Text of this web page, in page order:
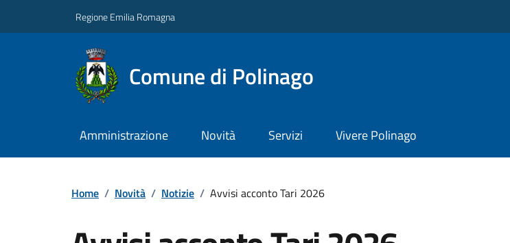
Regione Emilia Romagna
Comune di Polinago
Amministrazione Novità Servizi Vivere Polinago
Home / Novità / Notizie / Avvisi acconto Tari 2026